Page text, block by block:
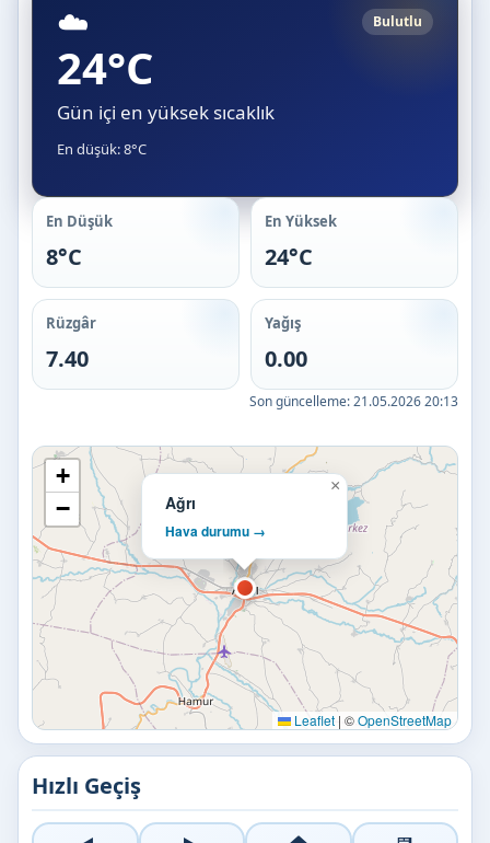
☁️ Bulutlu
24°C
Gün içi en yüksek sıcaklık
En düşük: 8°C
En Düşük
8°C
En Yüksek
24°C
Rüzgâr
7.40
Yağış
0.00
Son güncelleme:21.05.2026 20:13
Ağrı
Hava durumu →
×
+
−
Leaflet | ©OpenStreetMap
Hızlı Geçiş